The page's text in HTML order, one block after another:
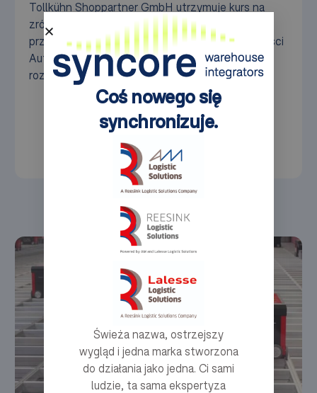
Tollkühn Shoppartner GmbH utrzymuje kurs na
zrównoważony sukces. Sercem udoskonalonego
przepływu materiałów jest magazyn małych części
AutoStore, wdrożony jako kompleksowe
rozwiązanie przez AM-Automation.
Coś nowego się
synchronizuje.
Świeża nazwa, ostrzejszy
wygląd i jedna marka stworzona
do działania jako jedna. Ci sami
ludzie, ta sama ekspertyza